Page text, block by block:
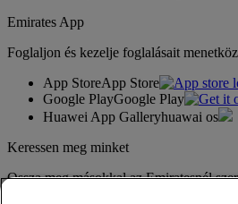
Emirates App
Foglaljon és kezelje foglalásait
App StoreApp Store
Google PlayGoogle Play
Huawei App Galleryhuawai os
Keressen meg minket
Ossza meg másokkal az Emiratesnél